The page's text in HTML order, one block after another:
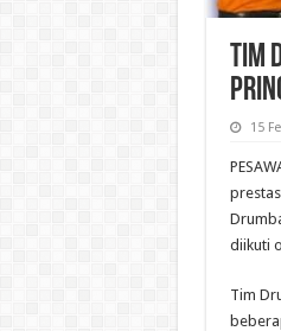
TIM
15
diikuti
Tim